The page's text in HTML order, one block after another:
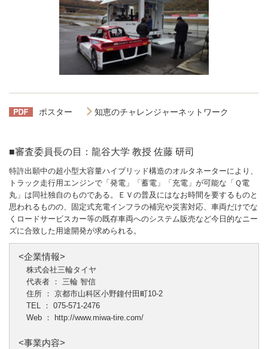
ポスター 知恵のチャレンジャーネットワーク
■審査委員長の目：龍谷大学 教授 佐藤 研司
特許出願中の超小型大容量ハイブリッド構造のオルタネーターにより、
トラック走行用エンジンで「発電」「蓄電」「充電」が可能な「Ｑ電
丸」は同社独自のものである。ＥＶの普及にはなお時間を要するものと
思われるものの、固定式充電インフラの補完や災害対応、車両だけでな
くロードサービスカー等の既存車両へのシステム販売など今日的なニー
ズに合致した用途開発が求められる。
<企業情報>
株式会社三輪タイヤ
代表者 ： 三輪 智信
住所 ： 京都市山科区小野鐘付田町10‐2
TEL ： 075-571-2476
Web ：
http://www.miwa-tire.com/
<事業内容>